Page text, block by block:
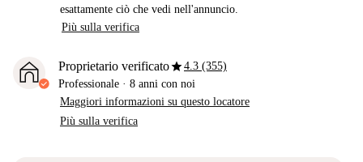
esattamente ciò che vedi nell'annuncio.
Più sulla verifica
Proprietario verificatostar4.3 (355)
Professionale · 8 anni con noi
Maggiori informazioni su questo locatore
Più sulla verifica